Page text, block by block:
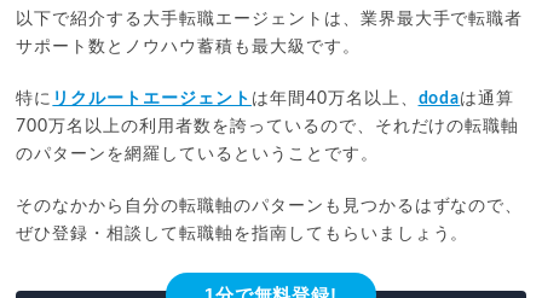
以下で紹介する大手転職エージェントは、業界最大手で転職者
サポート数とノウハウ蓄積も最大級です。
特に リクルートエージェント は年間40万名以上、 dodaは通算
700万名以上の利用者数を誇っているので、それだけの転職軸
のパターンを網羅しているということです。
そのなかから自分の転職軸のパターンも見つかるはずなので、
ぜひ登録・相談して転職軸を指南してもらいましょう。